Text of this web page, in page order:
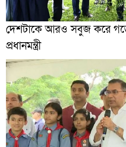
দেশটাকে আরও সবুজ করে
প্রধানমন্ত্রী